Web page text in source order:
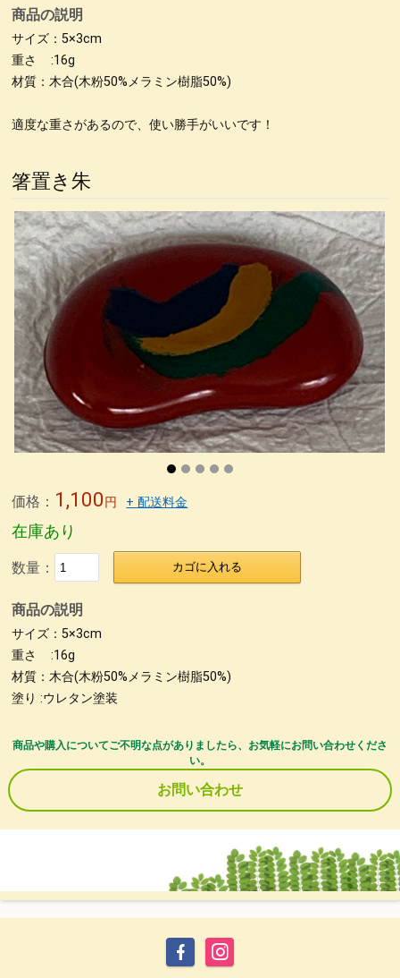
古代根来尺1八卦盆
尺０刷毛根来丸渕盛鉢
ぐい呑み 4.2盛椀 色漆 仙才汁椀 色漆 大椀色々
4.5塗り丼 6寸鉢 雑煮椀 特定商取引法表記 5寸丼
うるしの臭いの取り方 うるし工房錦壽のテーマ
) 仙台、資福寺さんの会報に「私の漆器人生」が掲載された 錦壽塗(KINJU)とは 箸置き 箸 取り箸
荒挽取り箸 荒挽椀 朱ビイーナス椀 木合応量器
マグカップうるし絵 荒挽4段重 素黒目塗 尺0丸渕盛鉢藍色
荒挽8寸盛鉢朱 荒挽合鹿椀藍 8寸盛鉢 荒挽煮物椀
銀座の飲み屋 木合 応量器
木合、応量器、朱 木合、粥スプーン 箸
商品の説明
サイズ：5×3cm
重さ :16g
材質：木合(木粉50%メラミン樹脂50%)
適度な重さがあるので、使い勝手がいいです！
箸置き朱
価格： 1,100円 + 配送料金
在庫あり
数量： カゴに入れる
商品の説明
サイズ：5×3cm
重さ :16g
材質：木合(木粉50%メラミン樹脂50%)
塗り :ウレタン塗装
商品や購入についてご不明な点がありましたら、お気軽にお問い合わせくださ
い。
お問い合わせ